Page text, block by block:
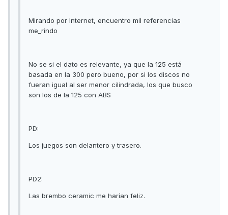
Mirando por Internet, encuentro mil referencias
me_rindo
No se si el dato es relevante, ya que la 125 está
basada en la 300 pero bueno, por si los discos no
fueran igual al ser menor cilindrada, los que busco
son los de la 125 con ABS
PD:
Los juegos son delantero y trasero.
PD2:
Las brembo ceramic me harían feliz.